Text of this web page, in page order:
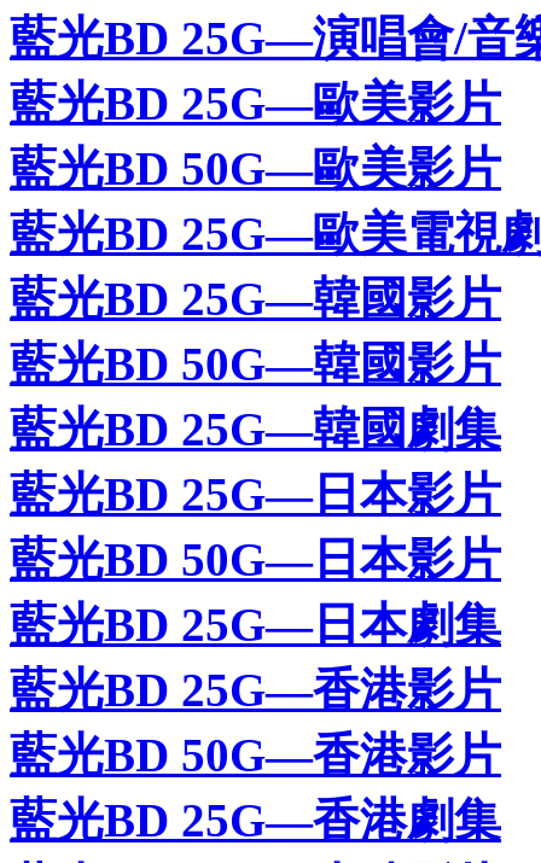
藍光BD 25G—演唱會/音
藍光BD 25G—歐美影片
藍光BD 50G—歐美影片
藍光BD 25G—歐美電視
藍光BD 25G—韓國影片
藍光BD 50G—韓國影片
藍光BD 25G—韓國劇集
藍光BD 25G—日本影片
藍光BD 50G—日本影片
藍光BD 25G—日本劇集
藍光BD 25G—香港影片
藍光BD 50G—香港影片
藍光BD 25G—香港劇集